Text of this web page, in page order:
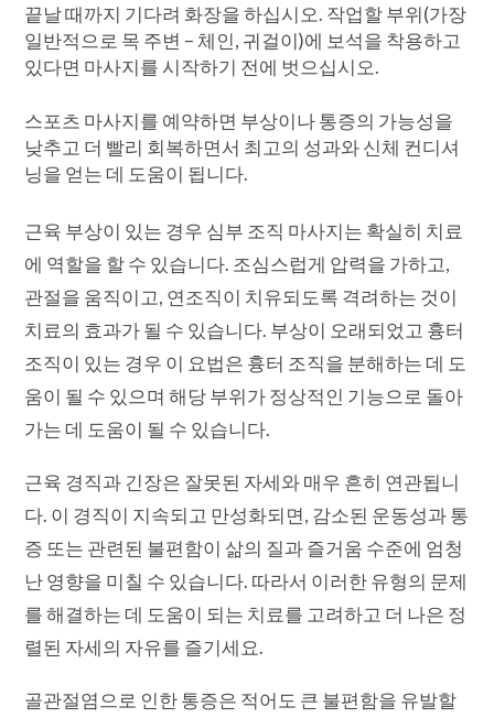
끝날 때까지 기다려 화장을 하십시오. 작업할 부위(가장
일반적으로 목 주변 – 체인, 귀걸이)에 보석을 착용하고
있다면 마사지를 시작하기 전에 벗으십시오.
스포츠 마사지를 예약하면 부상이나 통증의 가능성을
낮추고 더 빨리 회복하면서 최고의 성과와 신체 컨디셔
닝을 얻는 데 도움이 됩니다.
근육 부상이 있는 경우 심부 조직 마사지는 확실히 치료
에 역할을 할 수 있습니다. 조심스럽게 압력을 가하고,
관절을 움직이고, 연조직이 치유되도록 격려하는 것이
치료의 효과가 될 수 있습니다. 부상이 오래되었고 흉터
조직이 있는 경우 이 요법은 흉터 조직을 분해하는 데 도
움이 될 수 있으며 해당 부위가 정상적인 기능으로 돌아
가는 데 도움이 될 수 있습니다.
근육 경직과 긴장은 잘못된 자세와 매우 흔히 연관됩니
다. 이 경직이 지속되고 만성화되면, 감소된 운동성과 통
증 또는 관련된 불편함이 삶의 질과 즐거움 수준에 엄청
난 영향을 미칠 수 있습니다. 따라서 이러한 유형의 문제
를 해결하는 데 도움이 되는 치료를 고려하고 더 나은 정
렬된 자세의 자유를 즐기세요.
골관절염으로 인한 통증은 적어도 큰 불편함을 유발할